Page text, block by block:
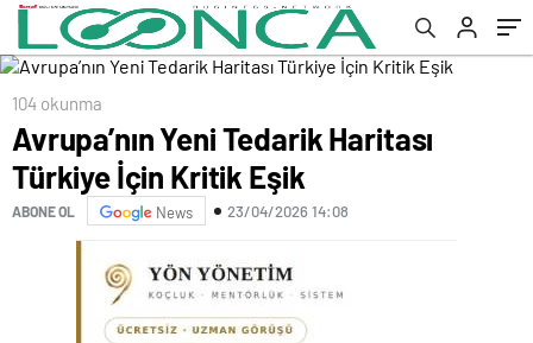
104 okunma
Avrupa’nın Yeni Tedarik Haritası
Türkiye İçin Kritik Eşik
ABONE OL News 23/04/2026 14:08